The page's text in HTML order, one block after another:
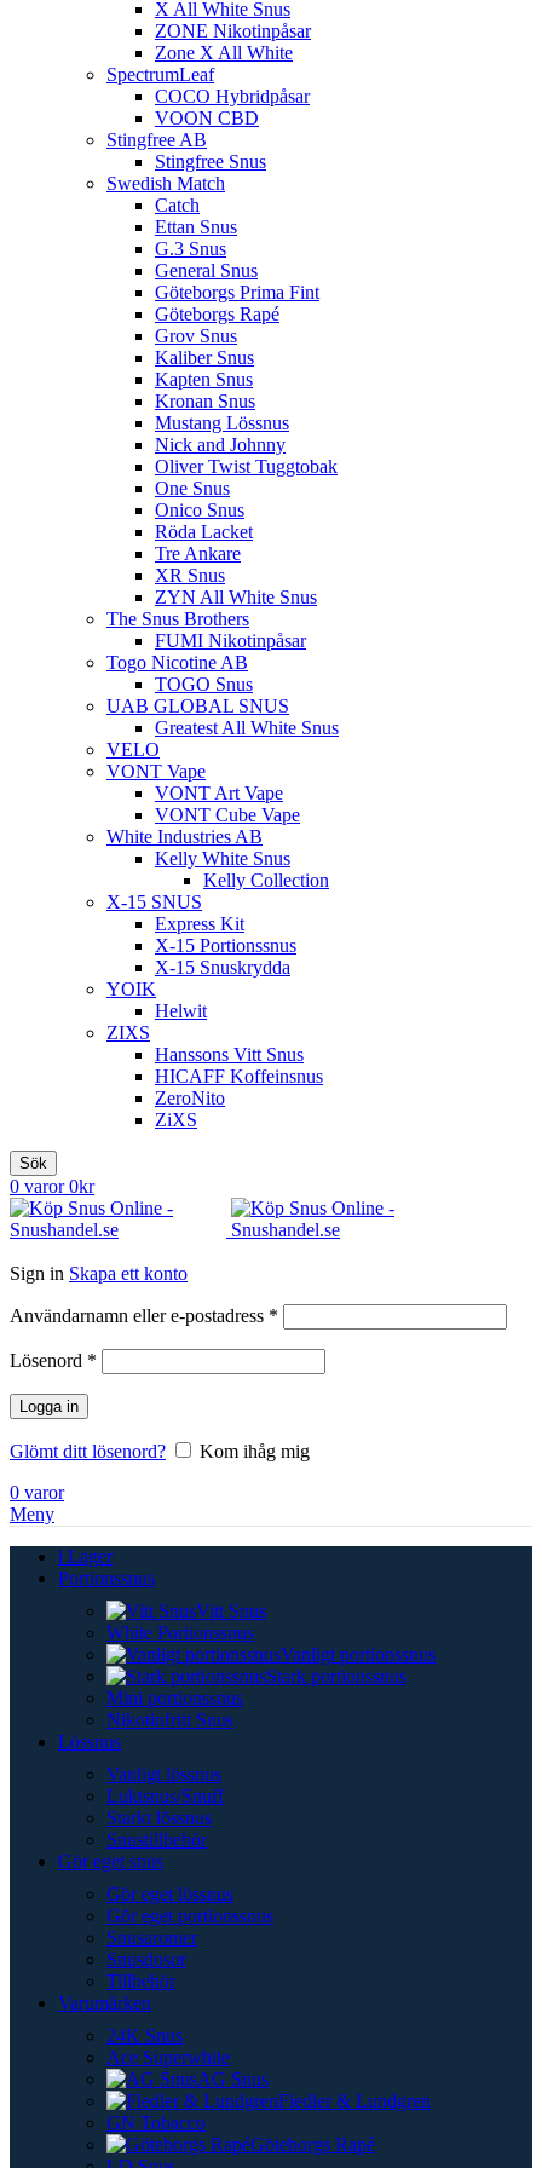
X All White Snus
ZONE Nikotinpåsar
Zone X All White
SpectrumLeaf
COCO Hybridpåsar
VOON CBD
Stingfree AB
Stingfree Snus
Swedish Match
Catch
Ettan Snus
G.3 Snus
General Snus
Göteborgs Prima Fint
Göteborgs Rapé
Grov Snus
Kaliber Snus
Kapten Snus
Kronan Snus
Mustang Lössnus
Nick and Johnny
Oliver Twist Tuggtobak
One Snus
Onico Snus
Röda Lacket
Tre Ankare
XR Snus
ZYN All White Snus
The Snus Brothers
FUMI Nikotinpåsar
Togo Nicotine AB
TOGO Snus
UAB GLOBAL SNUS
Greatest All White Snus
VELO
VONT Vape
VONT Art Vape
VONT Cube Vape
White Industries AB
Kelly White Snus
Kelly Collection
X-15 SNUS
Express Kit
X-15 Portionssnus
X-15 Snuskrydda
YOIK
Helwit
ZIXS
Hanssons Vitt Snus
HICAFF Koffeinsnus
ZeroNito
ZiXS
Sök
0 varor 0kr
Sign in Skapa ett konto
Användarnamn eller e-postadress *
Lösenord *
Logga in
Glömt ditt lösenord?
Kom ihåg mig
0 varor
Meny
i Lager
Portionssnus
Vitt Snus
White Portionssnus
Vanligt portionssnus
Stark portionssnus
Mini portionssnus
Nikotinfritt Snus
Lössnus
Vanligt lössnus
Luktsnus/Snuff
Starkt lössnus
Snustillbehör
Gör eget snus
Gör eget lössnus
Gör eget portionssnus
Snusaromer
Snusdosor
Tillbehör
Varumärken
24K Snus
Ace Superwhite
AG Snus
Fiedler & Lundgren
GN Tobacco
Göteborgs Rapé